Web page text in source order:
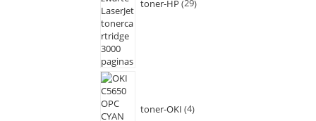
toner-HP 29
toner-OKI 4